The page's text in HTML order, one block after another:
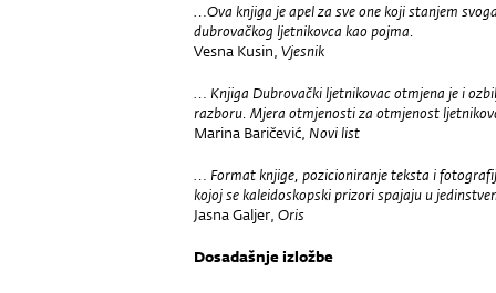
…Ova knjiga je apel za sve one koji stanjem
dubrovačkog ljetnikovca kao pojma.
Vesna Kusin, Vjesnik
… Knjiga Dubrovački ljetnikovac otmjena je i
razboru. Mjera otmjenosti za otmjenost
Marina Baričević, Novi list
… Format knjige, pozicioniranje teksta i
kojoj se kaleidoskopski prizori spajaju u
Jasna Galjer, Oris
Dosadašnje izložbe